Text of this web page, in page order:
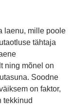
laenu, mille poole
tähtaja
ning mõnel on
Soodne
on faktor,
tekkinud